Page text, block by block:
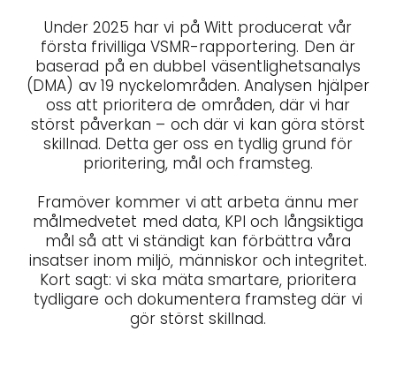
Under 2025 har vi på Witt producerat vår
första frivilliga VSMR-rapportering. Den är
baserad på en dubbel väsentlighetsanalys
(DMA) av 19 nyckelområden. Analysen hjälper
oss att prioritera de områden, där vi har
störst påverkan – och där vi kan göra störst
skillnad. Detta ger oss en tydlig grund för
prioritering, mål och framsteg.
Framöver kommer vi att arbeta ännu mer
målmedvetet med data, KPI och långsiktiga
mål så att vi ständigt kan förbättra våra
insatser inom miljö, människor och integritet.
Kort sagt: vi ska mäta smartare, prioritera
tydligare och dokumentera framsteg där vi
gör störst skillnad.